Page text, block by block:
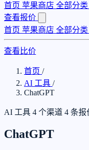
首页 苹果商店 全部分类
查看报价
首页 苹果商店 全部分类
查看比价
首页 /
AI 工具 /
ChatGPT
AI 工具 4 个渠道 4 条报
ChatGPT